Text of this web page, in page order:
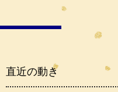
直近の動き